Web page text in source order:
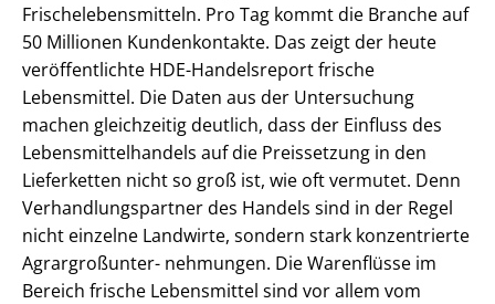
Frischelebensmitteln. Pro Tag kommt die Branche auf
50 Millionen Kundenkontakte. Das zeigt der heute
veröffentlichte HDE-Handelsreport frische
Lebensmittel. Die Daten aus der Untersuchung
machen gleichzeitig deutlich, dass der Einfluss des
Lebensmittelhandels auf die Preissetzung in den
Lieferketten nicht so groß ist, wie oft vermutet. Denn
Verhandlungspartner des Handels sind in der Regel
nicht einzelne Landwirte, sondern stark konzentrierte
Agrargroßunter- nehmungen. Die Warenflüsse im
Bereich frische Lebensmittel sind vor allem vom